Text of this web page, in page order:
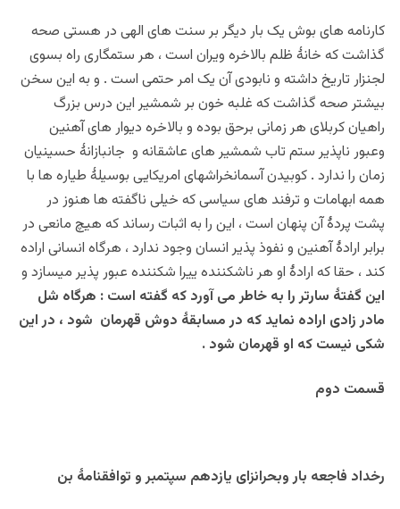
کارنامه های بوش یک بار دیگر بر سنت های الهی در هستی صحه
گذاشت که خانۀ ظلم بالاخره ویران است ، هر ستمگاری راه بسوی
لجنزار تاریخ داشته و نابودی آن یک امر حتمی است . و به این سخن
بیشتر صحه گذاشت که غلبه خون بر شمشیر این درس بزرگ
راهیان کربلای هر زمانی برحق بوده و بالاخره دیوار های آهنین
وعبور ناپذیر ستم تاب شمشیر های عاشقانه و جانبازانۀ حسینیان
زمان را ندارد . کوبیدن آسمانخراشهای امریکایی بوسیلۀ طیاره ها با
همه ابهامات و ترفند های سیاسی که خیلی ناگفته ها هنوز در
پشت پردۀ آن پنهان است ، این را به اثبات رساند که هیچ مانعی در
برابر ارادۀ آهنین و نفوذ پذیر انسان وجود ندارد ، هرگاه انسانی اراده
کند ، حقا که ارادۀ او هر ناشکننده ییرا شکننده عبور پذیر میسازد و
این گفتۀ سارتر را به خاطر می آورد که گفته است : هرگاه شل
مادر زادی اراده نماید که در مسابقۀ دوش قهرمان شود ، در این
شکی نیست که او قهرمان شود .
قسمت دوم
رخداد فاجعه بار وبحرانزای یازدهم سپتمبر و توافقنامۀ بن